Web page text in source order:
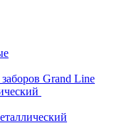
Grand Line